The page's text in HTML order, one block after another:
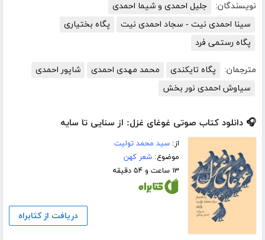
نویسندگان:
جلیل احمدی و شیما احمدی
سینا احمدی نیت - سجاد احمدی نیت
پگاه بختیاری
پگاه رستمی فرد
مترجمان: پگاه تایکندی محمد مهدی احمدی
شاپور احمدی
سیاوش احمدی نور بخش
🎧 دانلود کتاب صوتی غوغای غزل: از سنایی تا سایه
از:سید محمد تولیت
موضوع:شعر کهن
۱۳ ساعت و ۵۴ دقیقه
دریافت از کتابراه